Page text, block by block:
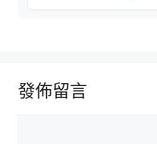
發佈留言